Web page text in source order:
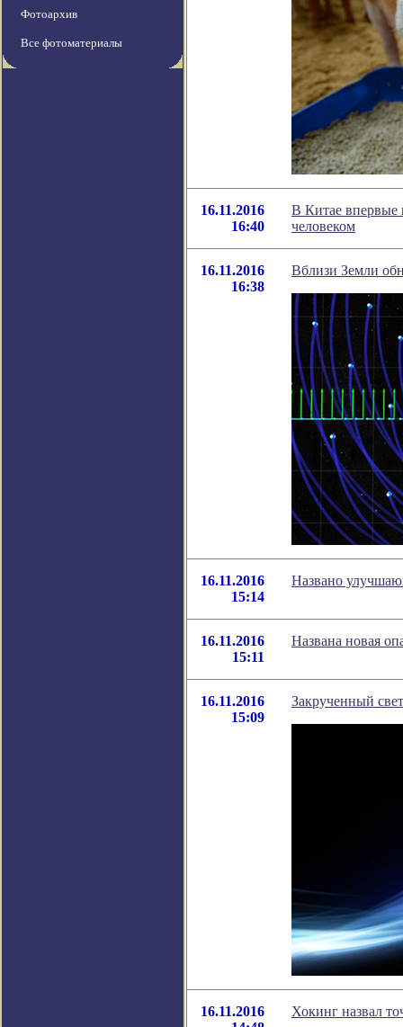
Фотоархив
Все фотоматериалы
16.11.2016
16:40
В Китае впервые
человеком
16.11.2016
16:38
Вблизи Земли
16.11.2016
15:14
Названо
16.11.2016
15:11
Названа новая
16.11.2016
15:09
Закрученный
16.11.2016
Хокинг назвал